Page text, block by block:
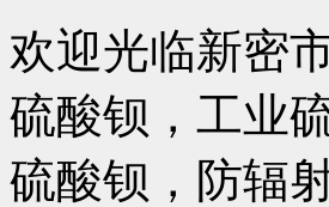
欢迎光临新密
硫酸钡，工业
硫酸钡，防辐